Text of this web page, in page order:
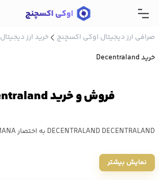
صرافی ارز دیجیتال اوکی اکسچنج
خرید ارز دیجیتال
خرید Decentraland
فروش و خرید Decentraland
نمایش بیشتر